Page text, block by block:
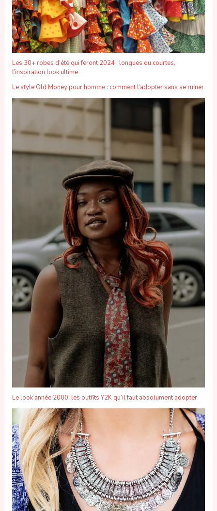
Les 30+ robes d’été qui feront 2024 : longues ou courtes,
l’inspiration look ultime
Le style Old Money pour homme : comment l’adopter sans se ruiner
Le look année 2000: les outfits Y2K qu’il faut absolument adopter